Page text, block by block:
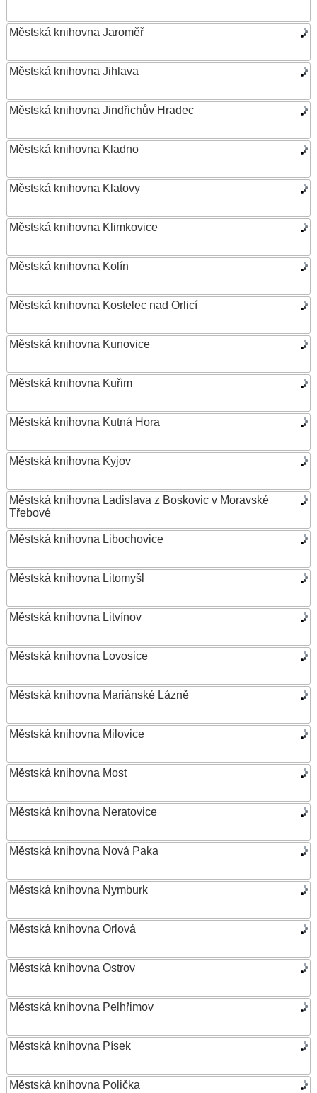
Městská knihovna Jaroměř
Městská knihovna Jihlava
Městská knihovna Jindřichův Hradec
Městská knihovna Kladno
Městská knihovna Klatovy
Městská knihovna Klimkovice
Městská knihovna Kolín
Městská knihovna Kostelec nad Orlicí
Městská knihovna Kunovice
Městská knihovna Kuřim
Městská knihovna Kutná Hora
Městská knihovna Kyjov
Městská knihovna Ladislava z Boskovic v Moravské
Třebové
Městská knihovna Libochovice
Městská knihovna Litomyšl
Městská knihovna Litvínov
Městská knihovna Lovosice
Městská knihovna Mariánské Lázně
Městská knihovna Milovice
Městská knihovna Most
Městská knihovna Neratovice
Městská knihovna Nová Paka
Městská knihovna Nymburk
Městská knihovna Orlová
Městská knihovna Ostrov
Městská knihovna Pelhřimov
Městská knihovna Písek
Městská knihovna Polička